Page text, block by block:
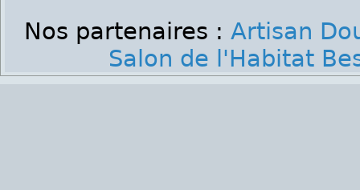
Nos partenaires : Artisan
Salon de l'Habitat